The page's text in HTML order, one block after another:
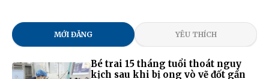
MỚI ĐĂNG YÊU THÍCH
Bé trai 15 tháng tuổi thoát nguy
kịch sau khi bị ong vò vẽ đốt gần